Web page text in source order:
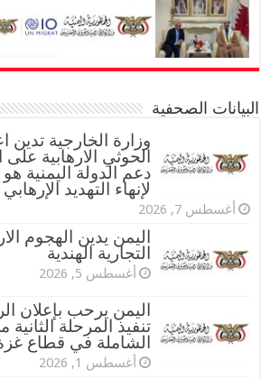
البيانات الصحفية
وزارة الخارجية تدين
الحوثي الارهابية
دعم الدولة اليمنية
لإنهاء التهديد الإرهابي
أغسطس 7, 2026
اليمن يدين الهجوم
التجارية الهندية
أغسطس 5, 2026
اليمن يرحب بإعلان
تنفيذ المرحلة
الشاملة في قطاع
أغسطس 1, 2026